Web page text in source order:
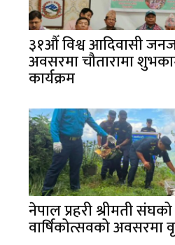
३१औँ विश्व आदिवासी
अवसरमा चौतारामा
कार्यक्रम
नेपाल प्रहरी श्रीमती
वार्षिकोत्सवको अवसरमा